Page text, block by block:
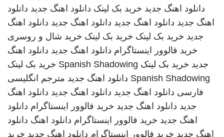
دانلود اهنگ جدید خرید بک لینک دانلود اهنگ جدید دانلود
اهنگ جدید دانلود اهنگ جدید دانلود اهنگ جدید دانلود اهنگ
جدید خرید بک لینک خرید بک لینک خرید شال و روسری
خرید فالوور اینستاگرام دانلود اهنگ جدید دانلود اهنگ
جدید خرید بک لینک Spanish Shadowing خرید بک لینک
Spanish Shadowing دانلود اهنگ جدید مترجم انگلیسی
فارسی دانلود اهنگ جدید دانلود اهنگ جدید دانلود اهنگ
جدید دانلود اهنگ جدید خرید فالوور اینستاگرام دانلود
اهنگ جدید خرید فالوور اینستاگرام دانلود اهنگ دانلود
اهنگ جدید خرید فالوور اینستاگرام دانلود اهنگ جدید خرید